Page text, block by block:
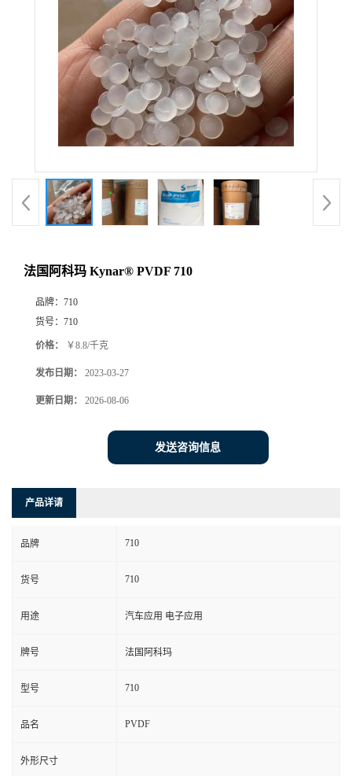
法国阿科玛 Kynar® PVDF 710
品牌： 710
货号： 710
价格： ￥8.8/千克
发布日期： 2023-03-27
更新日期： 2026-08-06
发送咨询信息
产品详请
品牌 710
货号 710
用途 汽车应用 电子应用
牌号 法国阿科玛
型号 710
品名 PVDF
外形尺寸